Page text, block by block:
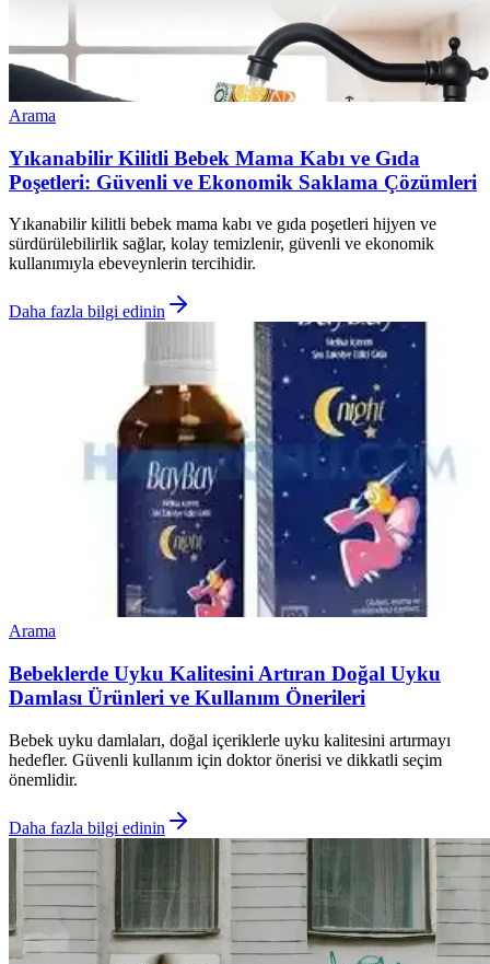
Arama
Yıkanabilir Kilitli Bebek Mama Kabı ve Gıda
Poşetleri: Güvenli ve Ekonomik Saklama Çözümleri
Yıkanabilir kilitli bebek mama kabı ve gıda poşetleri hijyen ve
sürdürülebilirlik sağlar, kolay temizlenir, güvenli ve ekonomik
kullanımıyla ebeveynlerin tercihidir.
Daha fazla bilgi edinin
Arama
Bebeklerde Uyku Kalitesini Artıran Doğal Uyku
Damlası Ürünleri ve Kullanım Önerileri
Bebek uyku damlaları, doğal içeriklerle uyku kalitesini artırmayı
hedefler. Güvenli kullanım için doktor önerisi ve dikkatli seçim
önemlidir.
Daha fazla bilgi edinin